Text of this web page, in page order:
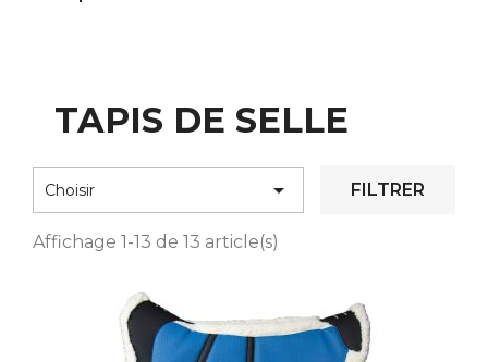
TAPIS DE SELLE
Choisir  FILTRER
Affichage 1-13 de 13 article(s)